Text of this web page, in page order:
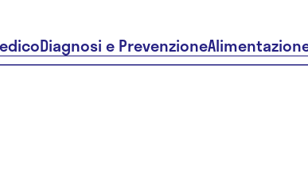
Diagnosi e Prevenzione